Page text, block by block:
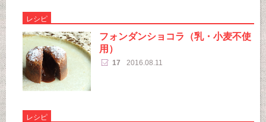
レシピ
フォンダンショコラ（乳・小麦不使
用）
17 2016.08.11
レシピ